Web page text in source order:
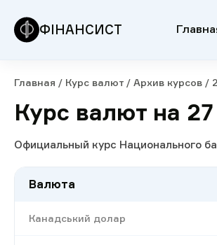
ФІНАНСИСТ
Главная / Курс валют / Архив курсов /
Курс валют на
Официальный курс Национального
Валюта
Канадський долар